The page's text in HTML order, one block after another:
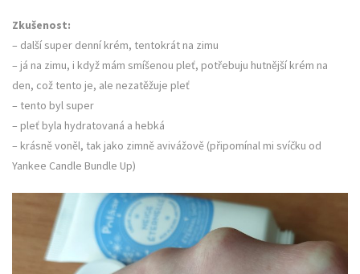
Zkušenost:
– další super denní krém, tentokrát na zimu
– já na zimu, i když mám smíšenou pleť, potřebuju hutnější krém na
den, což tento je, ale nezatěžuje pleť
– tento byl super
– pleť byla hydratovaná a hebká
– krásně voněl, tak jako zimně avivážově (připomínal mi svíčku od
Yankee Candle Bundle Up)